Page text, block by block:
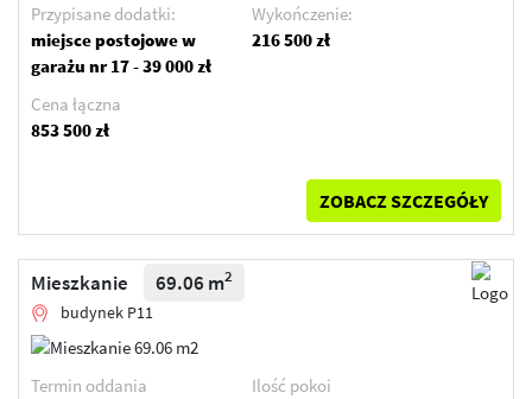
Przypisane dodatki:
miejsce postojowe w
garażu nr 17 - 39 000 zł
Wykończenie:
216 500 zł
Cena łączna
853 500 zł
ZOBACZ SZCZEGÓŁY
Mieszkanie 69.06 m2
budynek P11
Termin oddania
Ilość pokoi